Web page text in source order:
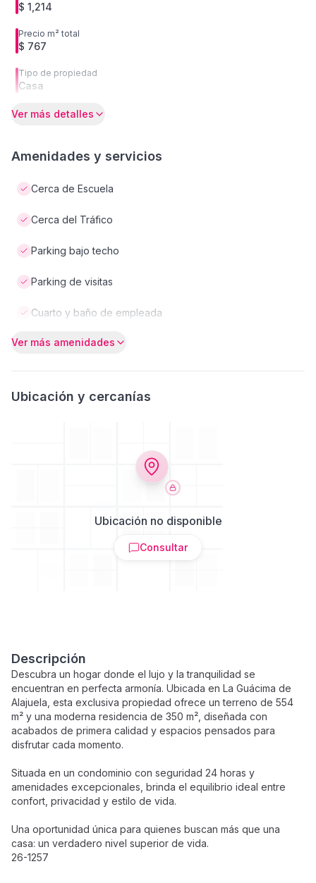
$ 1,214
Precio m² total
$ 767
Tipo de propiedad
Casa
Ver más detalles
Amenidades y servicios
Cerca de Escuela
Cerca del Tráfico
Parking bajo techo
Parking de visitas
Cuarto y baño de empleada
Ver más amenidades
Ubicación y cercanías
Ubicación no disponible
Consultar
Descripción
Descubra un hogar donde el lujo y la tranquilidad se
encuentran en perfecta armonía. Ubicada en La Guácima de
Alajuela, esta exclusiva propiedad ofrece un terreno de 554
m² y una moderna residencia de 350 m², diseñada con
acabados de primera calidad y espacios pensados para
disfrutar cada momento.
Situada en un condominio con seguridad 24 horas y
amenidades excepcionales, brinda el equilibrio ideal entre
confort, privacidad y estilo de vida.
Una oportunidad única para quienes buscan más que una
casa: un verdadero nivel superior de vida.
26-1257